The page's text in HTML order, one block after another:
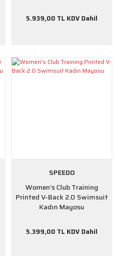
5.939,00 TL KDV Dahil
SPEEDO
Women's Club Training
Printed V-Back 2.0 Swimsuit
Kadın Mayosu
5.399,00 TL KDV Dahil